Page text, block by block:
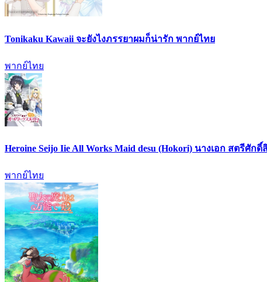
Tonikaku Kawaii จะยังไงภรรยาผมก็น่ารัก พากย์ไทย
พากย์ไทย
Heroine Seijo Iie All Works Maid desu (Hokori) นางเอก สตรี
พากย์ไทย